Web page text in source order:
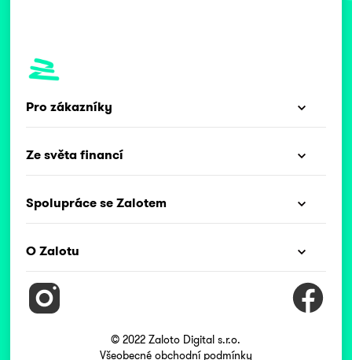
Pro zákazníky
Ze světa financí
Spolupráce se Zalotem
O Zalotu
© 2022 Zaloto Digital s.r.o.
Všeobecné obchodní podmínky